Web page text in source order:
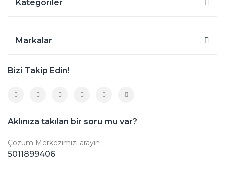
Kategoriler
Markalar
Bizi Takip Edin!
Aklınıza takılan bir soru mu var?
Çözüm Merkezimizi arayın
5011899406